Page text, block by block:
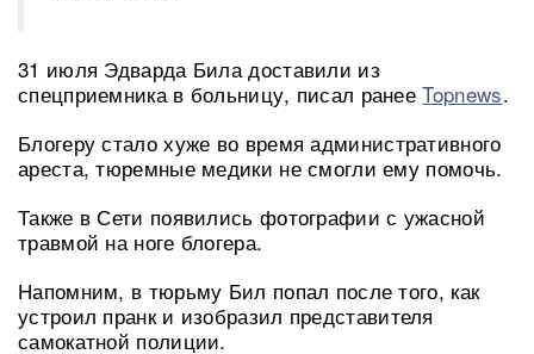
31 июля Эдварда Била доставили из
спецприемника в больницу, писал ранееTopnews.
Блогеру стало хуже во время административного
ареста, тюремные медики не смогли ему помочь.
Также в Сети появились фотографии с ужасной
травмой на ноге блогера.
Напомним, в тюрьму Бил попал после того, как
устроил пранк и изобразил представителя
самокатной полиции.